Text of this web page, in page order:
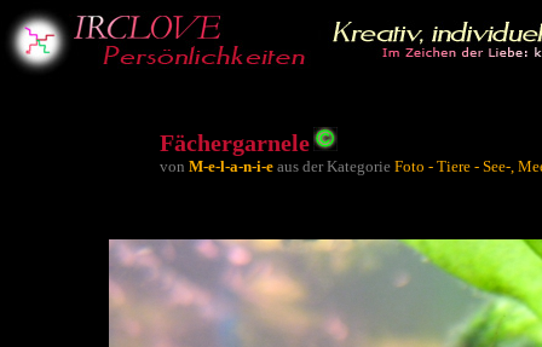
Fächergarnele
vonM-e-l-a-n-i-e aus der KategorieFoto - Tiere - See-,